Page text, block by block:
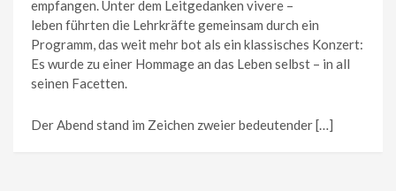
empfangen. Unter dem Leitgedanken vivere –
leben führten die Lehrkräfte gemeinsam durch ein
Programm, das weit mehr bot als ein klassisches Konzert:
Es wurde zu einer Hommage an das Leben selbst – in all
seinen Facetten.
Der Abend stand im Zeichen zweier bedeutender […]